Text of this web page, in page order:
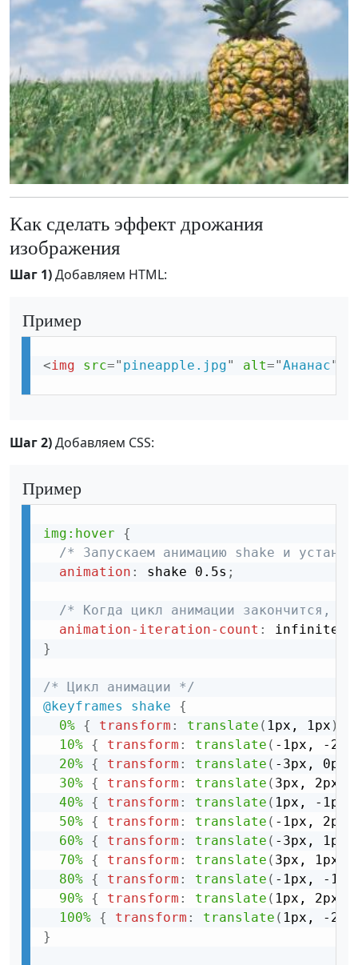
Как сделать эффект дрожания
изображения
Шаг 1)Добавляем HTML:
Пример
<img src=" pineapple.jpg" alt="Ананас"
Шаг 2)Добавляем CSS:
Пример
img:hover
{
/* Запускаем анимацию shake и
animation : shake 0.5s ;
/* Когда цикл анимации закончится,
animation-iteration-count : infinite
}
/* Цикл анимации */
@keyframes
shake
{
0% { transform : translate ( 1px, 1px )
10% { transform : translate ( -1px, -2px
20% { transform : translate ( -3px, 0px
30% { transform : translate ( 3px, 2px
40% { transform : translate ( 1px, -1px
50% { transform : translate ( -1px, 2px
60% { transform : translate ( -3px, 1px
70% { transform : translate ( 3px, 1px
80% { transform : translate ( -1px, -1px
90% { transform : translate ( 1px, 2px
100% { transform : translate ( 1px, -2px
}